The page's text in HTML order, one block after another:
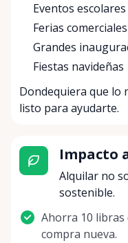
Eventos escolares
Ferias comerciales
Grandes
Fiestas navideñas
Dondequiera que lo
listo para ayudarte.
Impacto
Alquilar no
sostenible.
Ahorra 10 libras
compra nueva.